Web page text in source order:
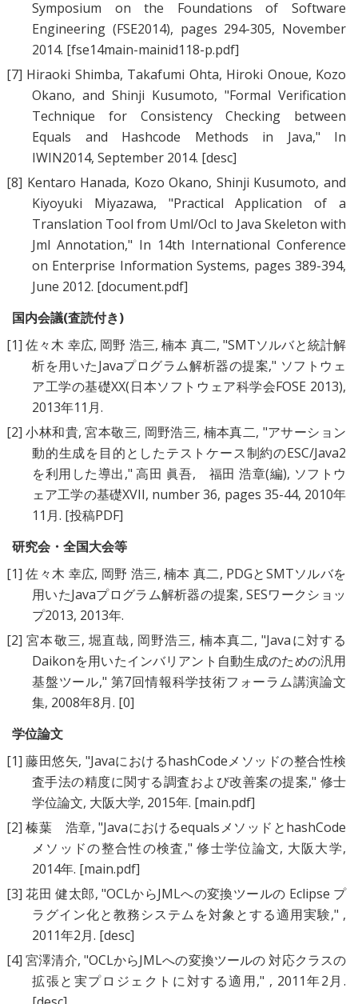
Symposium on the Foundations of Software
Engineering (FSE2014), pages 294-305, November
2014. [fse14main-mainid118-p.pdf]
[7] Hiraoki Shimba, Takafumi Ohta, Hiroki Onoue, Kozo
Okano, and Shinji Kusumoto, "Formal Verification
Technique for Consistency Checking between
Equals and Hashcode Methods in Java," In
IWIN2014, September 2014. [desc]
[8] Kentaro Hanada, Kozo Okano, Shinji Kusumoto, and
Kiyoyuki Miyazawa, "Practical Application of a
Translation Tool from Uml/Ocl to Java Skeleton with
Jml Annotation," In 14th International Conference
on Enterprise Information Systems, pages 389-394,
June 2012. [document.pdf]
国内会議(査読付き)
[1] 佐々木 幸広, 岡野 浩三,楠本 真二, "SMTソルバと統計解
析を用いたJavaプログラム解析器の提案," ソフトウェ
ア工学の基礎XX(日本ソフトウェア科学会FOSE 2013),
2013年11月.
[2] 小林和貴,宮本敬三, 岡野浩三, 楠本真二, "アサーション
動的生成を目的としたテストケース制約のESC/Java2
を利用した導出," 高田 眞吾, 福田 浩章(編), ソフトウ
ェア工学の基礎XVII, number 36, pages 35-44, 2010年
11月. [投稿PDF]
研究会・全国大会等
[1] 佐々木 幸広, 岡野 浩三, 楠本 真二, PDGとSMTソルバを
用いたJavaプログラム解析器の提案, SESワークショッ
プ2013, 2013年.
[2] 宮本敬三,堀直哉, 岡野浩三, 楠本真二, "Javaに対する
Daikonを用いたインバリアント自動生成のための汎用
基盤ツール," 第7回情報科学技術フォーラム講演論文
集, 2008年8月. [0]
学位論文
[1] 藤田悠矢, "JavaにおけるhashCodeメソッドの整合性検
査手法の精度に関する調査および改善案の提案," 修士
学位論文, 大阪大学, 2015年. [main.pdf]
[2] 榛葉 浩章, "JavaにおけるequalsメソッドとhashCode
メソッドの整合性の検査," 修士学位論文, 大阪大学,
2014年. [main.pdf]
[3] 花田 健太郎, "OCLからJMLへの変換ツールの Eclipse プ
ラグイン化と教務システムを対象とする適用実験," ,
2011年2月. [desc]
[4] 宮澤清介, "OCLからJMLへの変換ツールの 対応クラスの
拡張と実プロジェクトに対する適用," , 2011年2月.